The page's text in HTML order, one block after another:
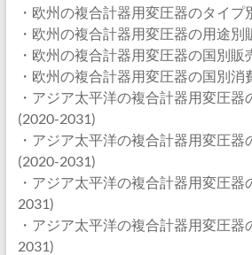
・欧州の複合計器用変圧器のタイ
・欧州の複合計器用変圧器の用途
・欧州の複合計器用変圧器の国別販
・欧州の複合計器用変圧器の国別消
・アジア太平洋の複合計器用変圧
(2020-2031)
・アジア太平洋の複合計器用変圧器
(2020-2031)
・アジア太平洋の複合計器用変圧
2031)
・アジア太平洋の複合計器用変圧
2031)